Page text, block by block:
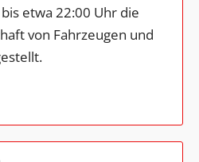
etwa 22:00 Uhr die
von Fahrzeugen und